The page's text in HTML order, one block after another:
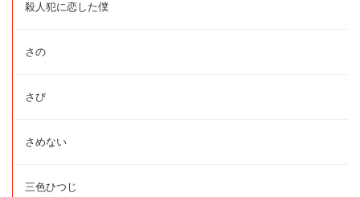
殺人犯に恋した僕
さの
さび
さめない
三色ひつじ